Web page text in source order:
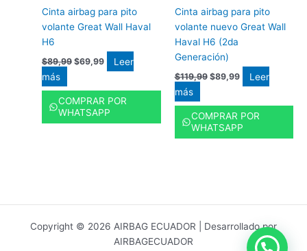
Cinta airbag para pito
volante Great Wall Haval
H6
$89,99 $69,99
Leer
más
COMPRAR POR
WHATSAPP
Cinta airbag para pito
volante nuevo Great Wall
Haval H6 (2da
Generación)
$119,99 $89,99
Leer
más
COMPRAR POR
WHATSAPP
Copyright © 2026 AIRBAG ECUADOR | Desarrollado por
AIRBAGECUADOR